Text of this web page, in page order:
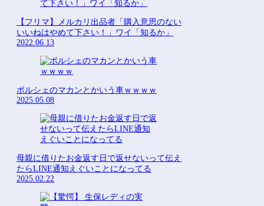
【フリマ】メルカリ出品者「購入意思のない
いいねはやめて下さい！」ワイ「知るか」
2022.06.13
ポルシェのマカンとかいう車ｗｗｗｗ
2025.05.08
母親に借りたお金返す日で返せないって伝え
たらLINE通知えぐいことになってる
2025.02.22